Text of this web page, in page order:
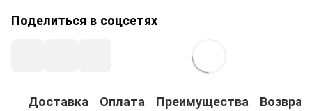
Поделиться в соцсетях
Доставка Оплата Преимущества Возврат